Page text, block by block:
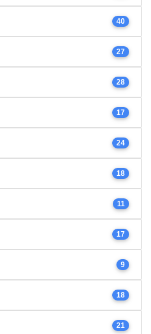
40
27
28
17
24
18
11
17
9
18
21